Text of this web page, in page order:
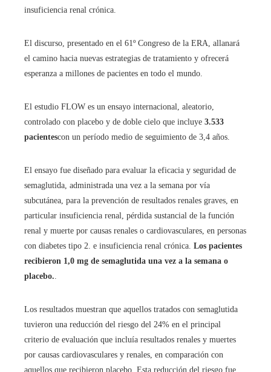
insuficiencia renal crónica.
El discurso, presentado en el 61º Congreso de la ERA, allanará
el camino hacia nuevas estrategias de tratamiento y ofrecerá
esperanza a millones de pacientes en todo el mundo.
El estudio FLOW es un ensayo internacional, aleatorio,
controlado con placebo y de doble cielo que incluye 3.533
pacientescon un período medio de seguimiento de 3,4 años.
El ensayo fue diseñado para evaluar la eficacia y seguridad de
semaglutida, administrada una vez a la semana por vía
subcutánea, para la prevención de resultados renales graves, en
particular insuficiencia renal, pérdida sustancial de la función
renal y muerte por causas renales o cardiovasculares, en personas
con diabetes tipo 2. e insuficiencia renal crónica. Los pacientes
recibieron 1,0 mg de semaglutida una vez a la semana o
placebo..
Los resultados muestran que aquellos tratados con semaglutida
tuvieron una reducción del riesgo del 24% en el principal
criterio de evaluación que incluía resultados renales y muertes
por causas cardiovasculares y renales, en comparación con
aquellos que recibieron placebo. Esta reducción del riesgo fue